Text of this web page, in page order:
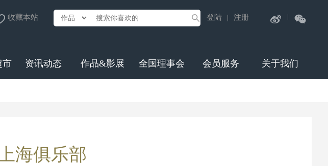
收藏本站 登陆 注册
市 资讯动态 作品&影展 全国理事会 会员服务 关于我们
海俱乐部